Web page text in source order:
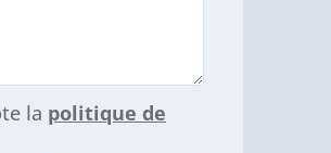
la politique de